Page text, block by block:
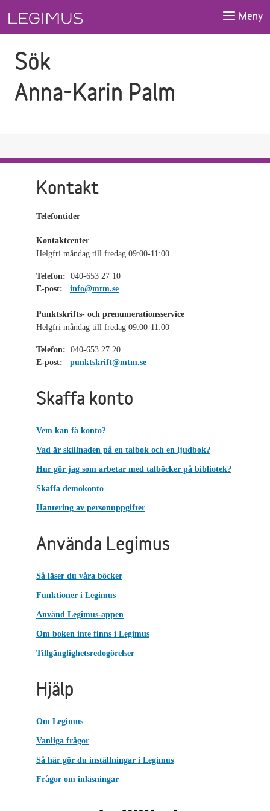
Meny
Sök
Anna-Karin Palm
Kontakt
Telefontider
Kontaktcenter
Helgfri måndag till fredag 09:00-11:00
Telefon: 040-653 27 10
E-post:
info@mtm.se
Punktskrifts- och prenumerationsservice
Helgfri måndag till fredag 09:00-11:00
Telefon: 040-653 27 20
E-post:
punktskrift@mtm.se
Skaffa konto
Vem kan få konto?
Vad är skillnaden på en talbok och en ljudbok?
Hur gör jag som arbetar med talböcker på bibliotek?
Skaffa demokonto
Hantering av personuppgifter
Använda Legimus
Så läser du våra böcker
Funktioner i Legimus
Använd Legimus-appen
Om boken inte finns i Legimus
Tillgänglighetsredogörelser
Hjälp
Om Legimus
Vanliga frågor
Så här gör du inställningar i Legimus
Frågor om inläsningar